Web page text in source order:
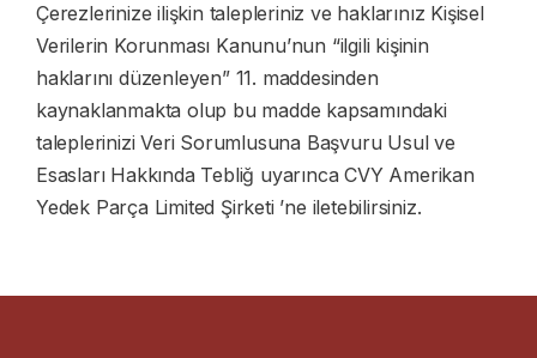
Çerezlerinize ilişkin talepleriniz ve haklarınız Kişisel
Verilerin Korunması Kanunu’nun “ilgili kişinin
haklarını düzenleyen” 11. maddesinden
kaynaklanmakta olup bu madde kapsamındaki
taleplerinizi Veri Sorumlusuna Başvuru Usul ve
Esasları Hakkında Tebliğ uyarınca CVY Amerikan
Yedek Parça Limited Şirketi ’ne iletebilirsiniz.